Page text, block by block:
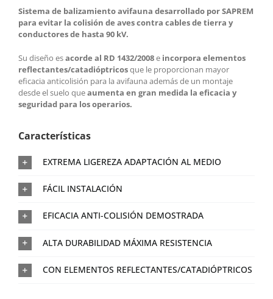
Sistema de balizamiento avifauna desarrollado por SAPREM
para evitar la colisión de aves contra cables de tierra y
conductores de hasta 90 kV.
Su diseño esacorde al RD 1432/2008e incorpora elementos
reflectantes/catadióptricosque le proporcionan mayor
eficacia anticolisión para la avifauna además de un montaje
desde el suelo queaumenta en gran medida la eficacia y
seguridad para los operarios.
Características
EXTREMA LIGEREZA ADAPTACIÓN AL MEDIO
FÁCIL INSTALACIÓN
EFICACIA ANTI-COLISIÓN DEMOSTRADA
ALTA DURABILIDAD MÁXIMA RESISTENCIA
CON ELEMENTOS REFLECTANTES/CATADIÓPTRICOS